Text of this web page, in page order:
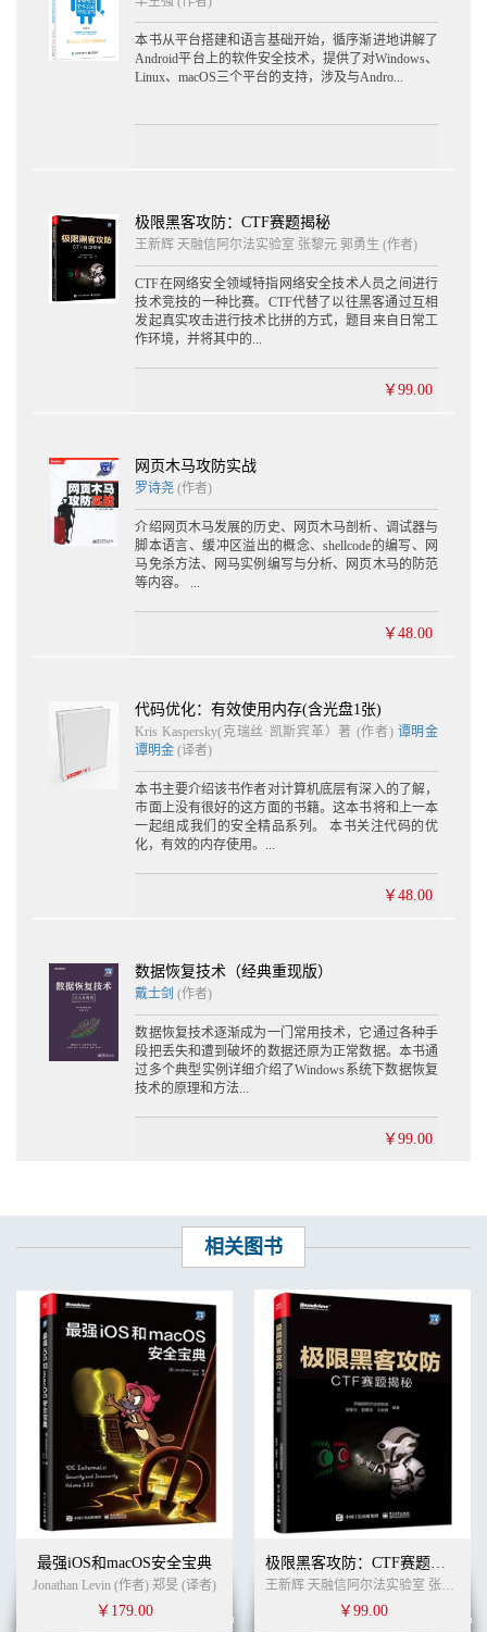
3.2.7 小结 64
3.3 静态反汇编 65
3.3.1 IDA Pro简介 65
3.3.8 函数的操作 72
3.3.9 代码和数据转换 72
3.3.10 字符串 73
3.3.11 数组 74
3.3.12 结构体 75
3.3.13 枚举类型 79
3.3.19 远程调试 90
3.3.20 其他功能 93
3.3.21 小结 94
3.4 十六进制工具 94
3.5 静态分析技术应用实例 97
3.5.2 逆向工程初步 99
4.1.1 启动函数 102
4.1.2 函数 103
4.1.3 数据结构 111
4.1.4 虚函数 115
4.1.5 控制语句 117
4.1.6 循环语句 124
4.1.7 数学运算符 125
4.1.8 文本字符串 128
4.1.9 指令修改技巧 130
4.2.3 数据结构 142
4.2.4 控制语句 145
4.2.5 循环语句 154
4.2.6 数学运算符 158
4.2.7 虚函数 169
第5章 演示版保护技术 194
5.2 警告窗口 203
5.3.3 拆解时间限制保护 206
5.4 菜单功能限制 207
5.4.1 相关函数 207
5.4.2 拆解菜单限制保护 208
5.5 KeyFile保护 208
5.5.1 相关API函数 208
5.5.2 拆解KeyFile保护 209
5.6 网络验证 213
5.6.1 相关函数 214
5.6.2 破解网络验证的一般思路 214
5.7 光盘检测 219
5.7.2 拆解光盘保护 220
5.8 只运行1个实例 221
5.8.1 实现方法 221
本书从平台搭建和语言基础开始，循序渐进地讲解了
Android平台上的软件安全技术，提供了对Windows、
Linux、macOS三个平台的支持，涉及与Andro...
极限黑客攻防：CTF赛题揭秘
王新辉 天融信阿尔法实验室 张黎元 郭勇生 (作者)
CTF在网络安全领域特指网络安全技术人员之间进行
技术竞技的一种比赛。CTF代替了以往黑客通过互相
发起真实攻击进行技术比拼的方式，题目来自日常工
作环境，并将其中的...
￥99.00
网页木马攻防实战
罗诗尧(作者)
介绍网页木马发展的历史、网页木马剖析、调试器与
脚本语言、缓冲区溢出的概念、shellcode的编写、网
马免杀方法、网马实例编写与分析、网页木马的防范
等内容。 ...
￥48.00
代码优化：有效使用内存(含光盘1张)
Kris Kaspersky(克瑞丝·凯斯宾革）著 (作者) 谭明金
谭明金(译者)
本书主要介绍该书作者对计算机底层有深入的了解，
市面上没有很好的这方面的书籍。这本书将和上一本
一起组成我们的安全精品系列。 本书关注代码的优
化，有效的内存使用。...
￥48.00
数据恢复技术（经典重现版）
戴士剑 (作者)
数据恢复技术逐渐成为一门常用技术，它通过各种手
段把丢失和遭到破坏的数据还原为正常数据。本书通
过多个典型实例详细介绍了Windows系统下数据恢复
技术的原理和方法...
￥99.00
相关图书
最强iOS和macOS安全宝典
Jonathan Levin (作者) 郑旻 (译者)
￥179.00
极限黑客攻防：CTF赛题揭秘
王新辉 天融信阿尔法实验室 张黎元 郭勇生 (作者)
￥99.00